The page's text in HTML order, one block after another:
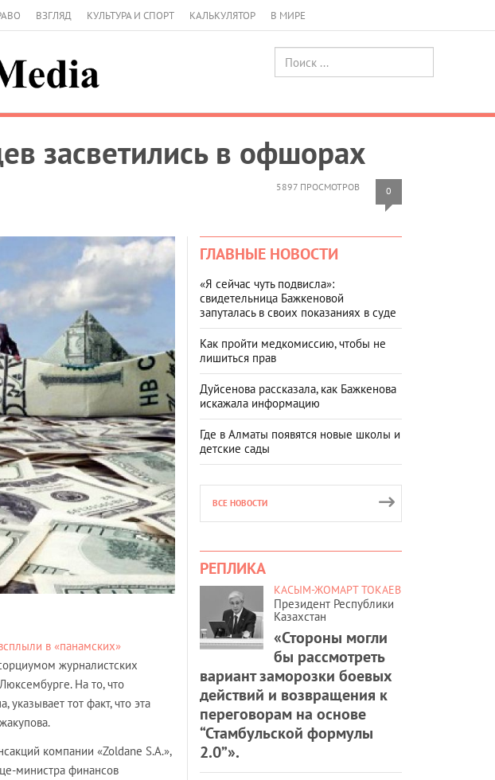
ВЗГЛЯД КУЛЬТУРА И СПОРТ КАЛЬКУЛЯТОР В МИРЕ
засветились в офшорах
5897 ПРОСМОТРОВ 0
в «панамских»
журналистских
На то, что
тот факт, что эта
компании «Zoldane S.A.»,
министра финансов
ГЛАВНЫЕ НОВОСТИ
«Я сейчас чуть подвисла»:
свидетельница Бажкеновой
запуталась в своих показаниях в суде
Как пройти медкомиссию, чтобы не
лишиться прав
Дуйсенова рассказала, как Бажкенова
искажала информацию
Где в Алматы появятся новые школы и
детские сады
ВСЕ НОВОСТИ
РЕПЛИКА
КАСЫМ-ЖОМАРТ ТОКАЕВ
Президент Республики
Казахстан
«Стороны могли
бы рассмотреть
вариант заморозки боевых
действий и возвращения к
переговорам на основе
“Стамбульской формулы
2.0”».